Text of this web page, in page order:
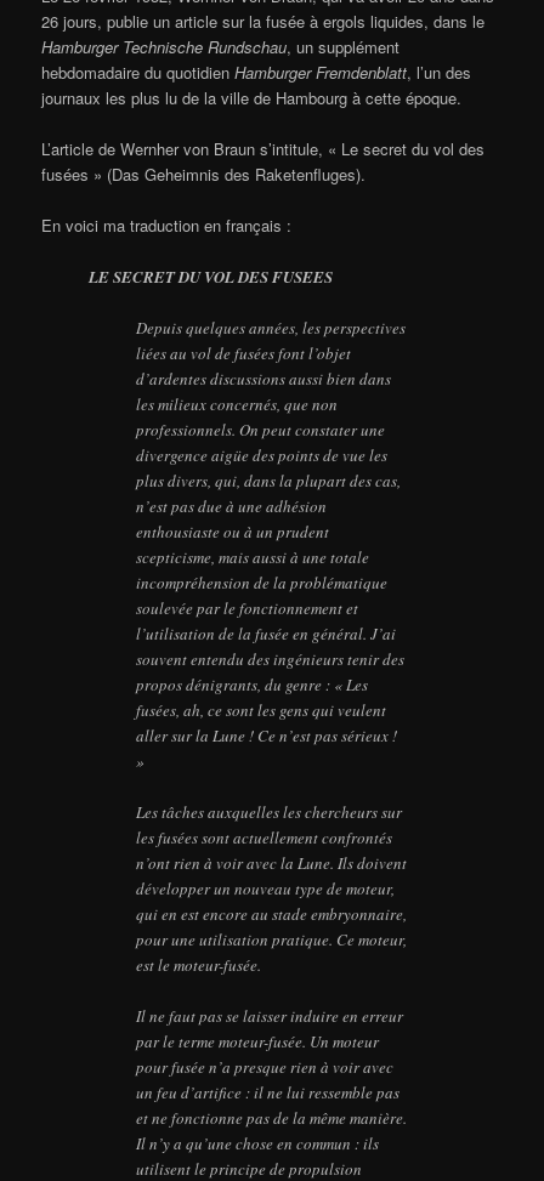
26 jours, publie un article sur la fusée à ergols liquides, dans le
Hamburger Technische Rundschau, un supplément
hebdomadaire du quotidienHamburger Fremdenblatt, l’un des
journaux les plus lu de la ville de Hambourg à cette époque.
L’article de Wernher von Braun s’intitule, « Le secret du vol des
fusées » (Das Geheimnis des Raketenfluges).
En voici ma traduction en français :
LE SECRET DU VOL DES FUSEES
Depuis quelques années, les perspectives
liées au vol de fusées font l’objet
d’ardentes discussions aussi bien dans
les milieux concernés, que non
professionnels. On peut constater une
divergence aigüe des points de vue les
plus divers, qui, dans la plupart des cas,
n’est pas due à une adhésion
enthousiaste ou à un prudent
scepticisme, mais aussi à une totale
incompréhension de la problématique
soulevée par le fonctionnement et
l’utilisation de la fusée en général. J’ai
souvent entendu des ingénieurs tenir des
propos dénigrants, du genre : « Les
fusées, ah, ce sont les gens qui veulent
aller sur la Lune ! Ce n’est pas sérieux !
»
Les tâches auxquelles les chercheurs sur
les fusées sont actuellement confrontés
n’ont rien à voir avec la Lune. Ils doivent
développer un nouveau type de moteur,
qui en est encore au stade embryonnaire,
pour une utilisation pratique. Ce moteur,
est le moteur-fusée.
Il ne faut pas se laisser induire en erreur
par le terme moteur-fusée. Un moteur
pour fusée n’a presque rien à voir avec
un feu d’artifice : il ne lui ressemble pas
et ne fonctionne pas de la même manière.
Il n’y a qu’une chose en commun : ils
utilisent le principe de propulsion